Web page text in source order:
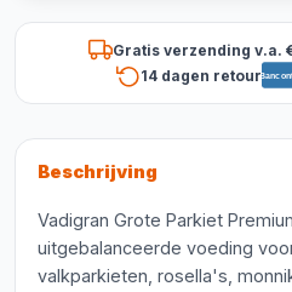
Gratis verzending v.a.
14 dagen retour
Beschrijving
Vadigran Grote Parkiet
uitgebalanceerde voeding
valkparkieten, rosella's,